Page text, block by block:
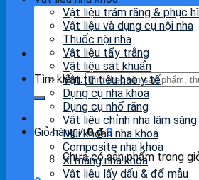
Tìm kiếm:
Giỏ hàng /0₫ 0
Chưa có sản phẩm trong
Vật liệu trám răng & phục
Vật liệu và dụng cụ nội nha
Thuốc nội nha
Vật liệu tẩy trắng
Vật liệu sát khuẩn
Vật tư tiêu hao y tế
Dụng cụ nha khoa
Dụng cụ nhổ răng
Vật liệu chỉnh nha lâm sàng
Mũi khoan nha khoa
Composite nha khoa
Xi măng nha khoa
Vật liệu lấy dấu & đổ mẫu